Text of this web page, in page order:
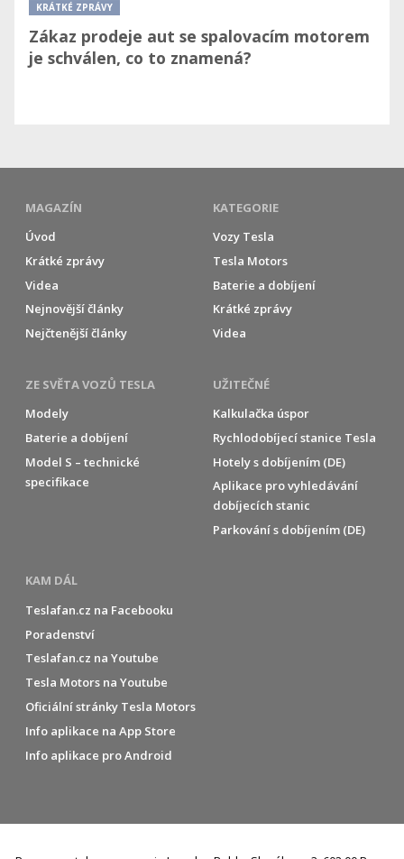
Zákaz prodeje aut se spalovacím motorem
je schválen, co to znamená?
KRÁTKÉ ZPRÁVY
MAGAZÍN
Úvod
Krátké zprávy
Videa
Nejnovější články
Nejčtenější články
KATEGORIE
Vozy Tesla
Tesla Motors
Baterie a dobíjení
Krátké zprávy
Videa
ZE SVĚTA VOZŮ TESLA
Modely
Baterie a dobíjení
Model S – technické
specifikace
UŽITEČNÉ
Kalkulačka úspor
Rychlodobíjecí stanice Tesla
Hotely s dobíjením (DE)
Aplikace pro vyhledávání
dobíjecích stanic
Parkování s dobíjením (DE)
KAM DÁL
Teslafan.cz na Facebooku
Poradenství
Teslafan.cz na Youtube
Tesla Motors na Youtube
Oficiální stránky Tesla Motors
Info aplikace na App Store
Info aplikace pro Android